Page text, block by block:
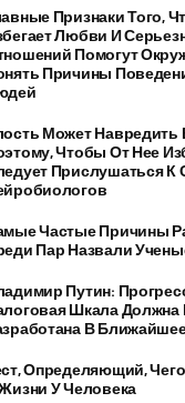
Признаки Того,
Любви И
Помогут
Причины
Может Навредить
Чтобы От Нее
Прислушаться К
Частые Причины
Пар Назвали
Путин:
Шкала Должна
В
Определяющий,
У Человека